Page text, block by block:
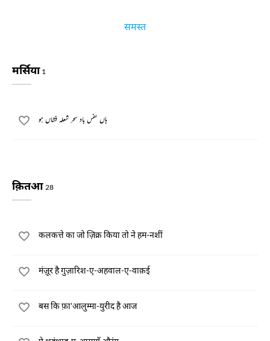
समस्त
मर्सिया 1
ہاں نفس باد سحر شعلہ فشاں ہو
क़ितआ 28
कलकत्ते का जो ज़िक्र किया तो ने हम-नशीं
मंज़ूर है गुज़ारिश-ए-अहवाल-ए-वाक़ई
बस कि फ़ा'आलुम्मा-युरीद है आज